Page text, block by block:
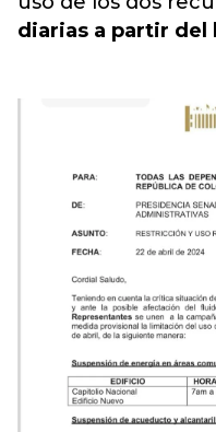
diarias a partir del